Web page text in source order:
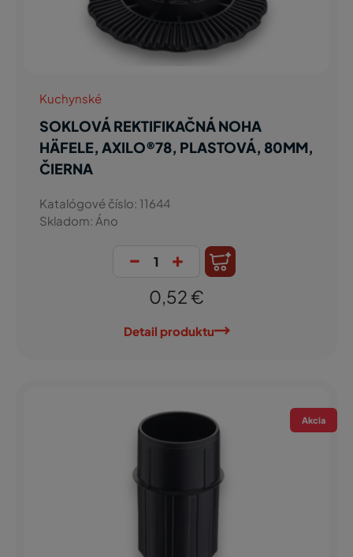
Kuchynské
SOKLOVÁ REKTIFIKAČNÁ NOHA
HÄFELE, AXILO®78, PLASTOVÁ, 80MM,
ČIERNA
Katalógové číslo: 11644
Skladom: Áno
- +
0,52 €
Detail produktu
Akcia